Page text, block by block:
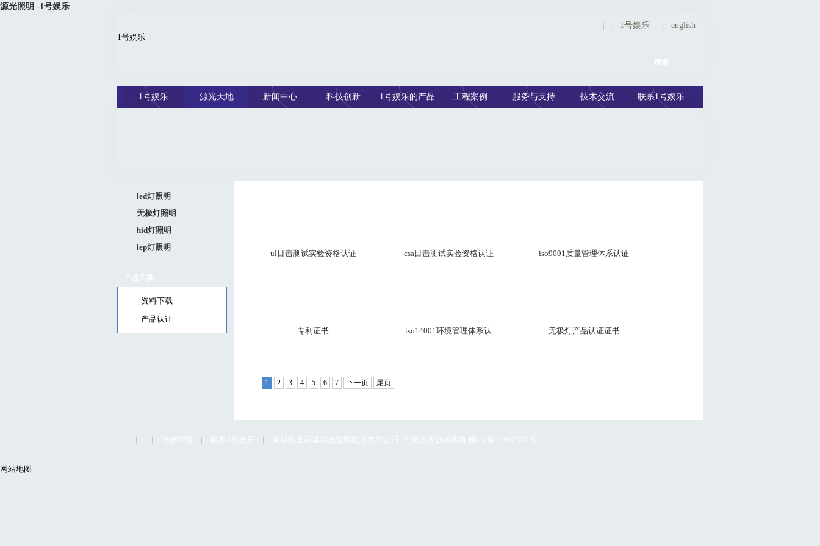
源光照明 -1号娱乐
1号娱乐
| 1号娱乐 - english
1号娱乐 源光天地 新闻中心 科技创新 1号娱乐的产品 工程案例 服务与支持 技术交流 联系1号娱乐
led灯照明
无极灯照明
hid灯照明
lep灯照明
产品工具
资料下载
产品认证
ul目击测试实验资格认证 csa目击测试实验资格认证 iso9001质量管理体系认证
专利证书 iso14001环境管理体系认 无极灯产品认证证书
1 2 3 4 5 6 7 下一页 尾页
| | 法律声明 | 联系1号娱乐 | 网站地图 福建源光亚明电器有限公司1号娱乐的版权所有 闽icp备12012556号
网站地图